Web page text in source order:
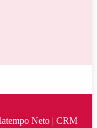
Neto | CRM